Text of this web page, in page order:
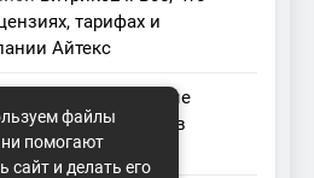
тарифах и
Айтекс
Основные
серверов в
файлы
помогают
сайт и делать его